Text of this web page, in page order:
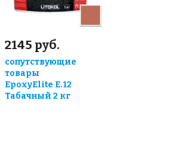
2145 руб.
сопутствующие
товары
EpoxyElite E.12
Табачный 2 кг